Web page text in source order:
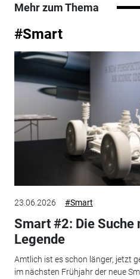
Mehr zum Thema
#Smart
23.06.2026 #Smart
Smart #2: Die Suche
Legende
Amtlich ist es schon länger, jetzt
im nächsten Frühjahr der neue